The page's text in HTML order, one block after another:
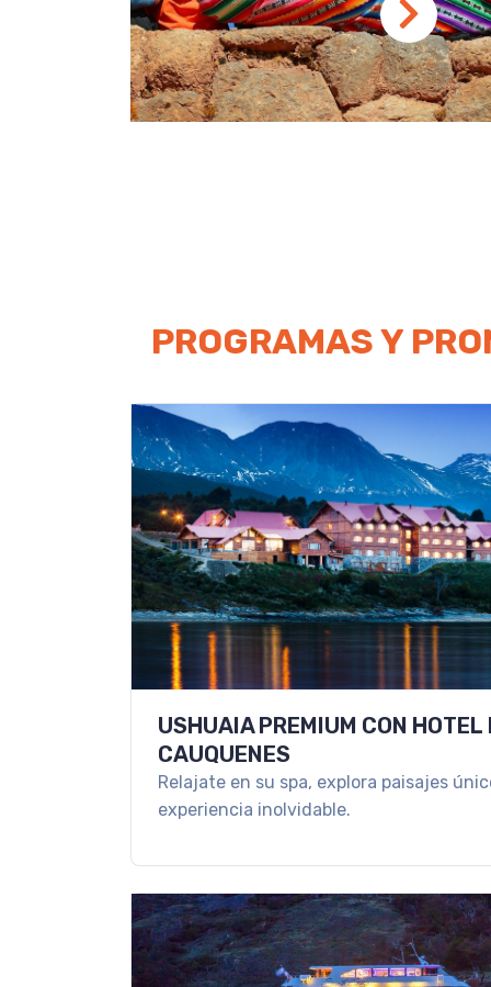
PROGRAMAS Y
USHUAIA PREMIUM CON HOTEL
CAUQUENES
Relajate en su spa, explora paisajes
experiencia inolvidable.